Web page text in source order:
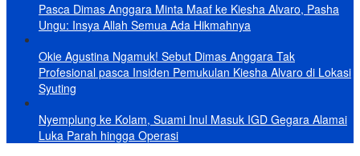
Pasca Dimas Anggara Minta Maaf ke Kiesha Alvaro, Pasha
Ungu: Insya Allah Semua Ada Hikmahnya
Okie Agustina Ngamuk! Sebut Dimas Anggara Tak
Profesional pasca Insiden Pemukulan Kiesha Alvaro di Lokasi
Syuting
Nyemplung ke Kolam, Suami Inul Masuk IGD Gegara Alamai
Luka Parah hingga Operasi